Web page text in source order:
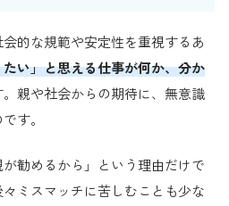
会的な規範や安定性を重視するあ
い」と思える仕事が何か、分か
。親や社会からの期待に、無意識
す。
が勧めるから」という理由だけで
ミスマッチに苦しむことも少な